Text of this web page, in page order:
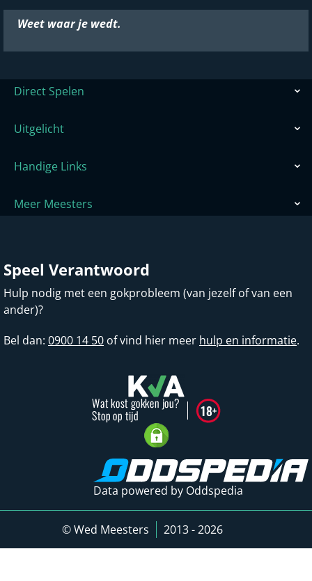
Weet waar je wedt.
Direct Spelen
Uitgelicht
Handige Links
Meer Meesters
Speel Verantwoord
Hulp nodig met een gokprobleem (van jezelf of van een
ander)?
Bel dan: 0900 14 50 of vind hier meer hulp en informatie.
Data powered by Oddspedia
© Wed Meesters 2013 - 2026